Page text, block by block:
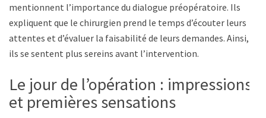
mentionnent l’importance du dialogue préopératoire. Ils
expliquent que le chirurgien prend le temps d’écouter leurs
attentes et d’évaluer la faisabilité de leurs demandes. Ainsi,
ils se sentent plus sereins avant l’intervention.
Le jour de l’opération : impressions
et premières sensations